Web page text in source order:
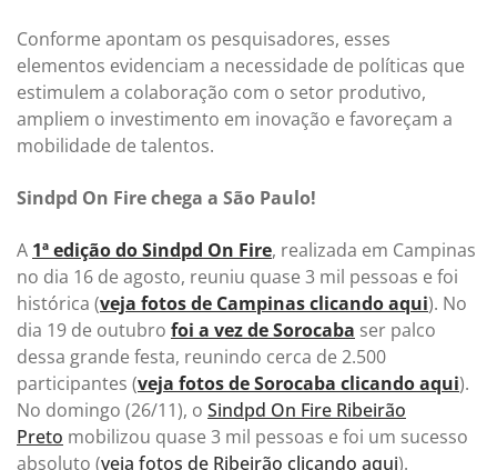
Conforme apontam os pesquisadores, esses
elementos evidenciam a necessidade de políticas que
estimulem a colaboração com o setor produtivo,
ampliem o investimento em inovação e favoreçam a
mobilidade de talentos.
Sindpd On Fire chega a São Paulo!
A 1ª edição do Sindpd On Fire, realizada em Campinas
no dia 16 de agosto, reuniu quase 3 mil pessoas e foi
histórica (veja fotos de Campinas clicando aqui). No
dia 19 de outubro foi a vez de Sorocaba ser palco
dessa grande festa, reunindo cerca de 2.500
participantes (veja fotos de Sorocaba clicando aqui).
No domingo (26/11), o Sindpd On Fire Ribeirão
Preto mobilizou quase 3 mil pessoas e foi um sucesso
absoluto (veja fotos de Ribeirão clicando aqui).